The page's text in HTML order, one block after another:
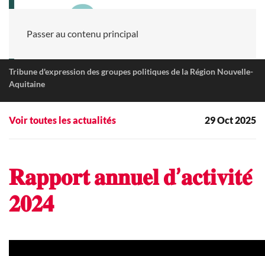
Passer au contenu principal
Tribune d'expression des groupes politiques de la Région Nouvelle-
Aquitaine
Voir toutes les actualités 29 Oct 2025
𝐑𝐚𝐩𝐩𝐨𝐫𝐭 𝐚𝐧𝐧𝐮𝐞𝐥 𝐝’𝐚𝐜𝐭𝐢𝐯𝐢𝐭𝐞́
𝟐𝟎𝟐𝟒